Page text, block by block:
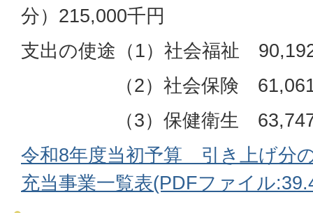
分）215,000千円
支出の使途（1）社会福祉
（2）社会保険 61,061
（3）保健衛生
令和8年度当初予算 引き上げ分
充当事業一覧表(PDFファイル